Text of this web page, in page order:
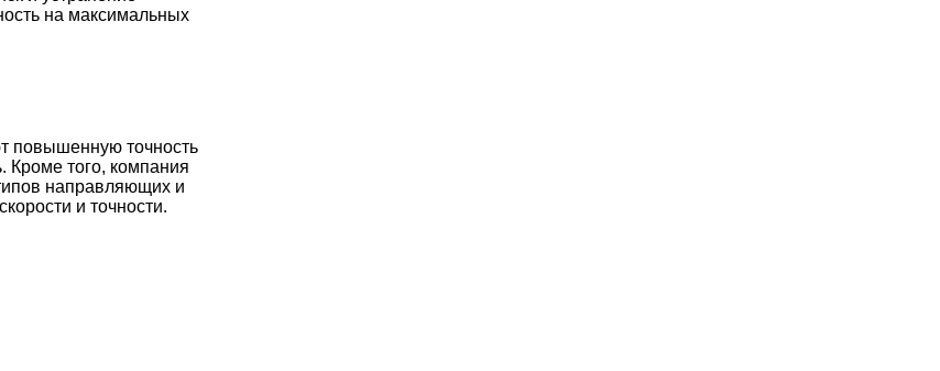
на максимальных
повышенную точность
Кроме того, компания
направляющих и
и точности.